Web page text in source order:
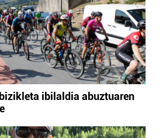
ibilaldia abuztuaren